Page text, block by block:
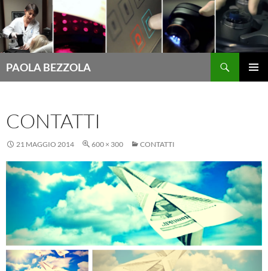
PAOLA BEZZOLA
CONTATTI
21 MAGGIO 2014 600 × 300 CONTATTI